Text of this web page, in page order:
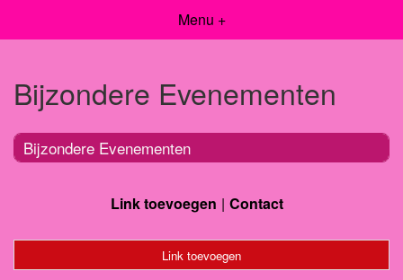
Menu +
Bijzondere Evenementen
Bijzondere Evenementen
Link toevoegen Contact
Link toevoegen